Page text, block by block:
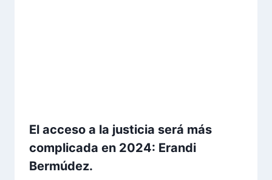
El acceso a la justicia será más
complicada en 2024: Erandi
Bermúdez.